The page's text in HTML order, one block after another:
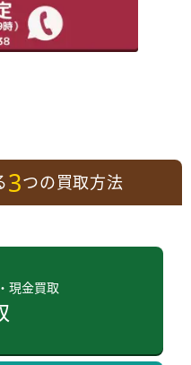
3つの買取方法
現金買取